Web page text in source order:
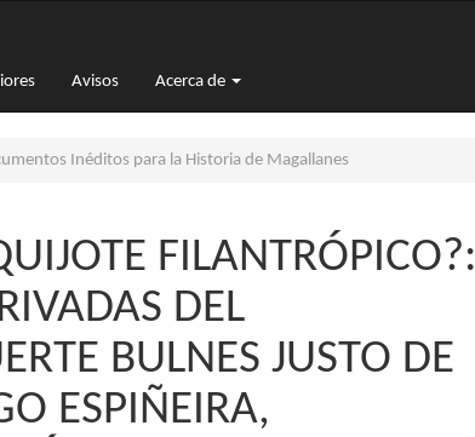
Avisos Acerca de
Inéditos para la Historia de Magallanes
FILANTRÓPICO?:
DEL
BULNES JUSTO DE
ESPIÑEIRA,